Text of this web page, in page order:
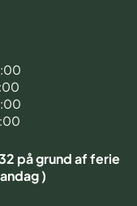
på grund af ferie
)